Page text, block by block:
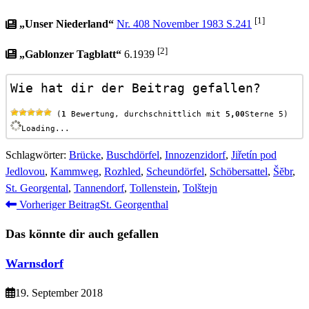
„Unser Niederland“ Nr. 408 November 1983 S.241 [1]
„Gablonzer Tagblatt“ 6.1939 [2]
Wie hat dir der Beitrag gefallen?
( 1 Bewertung, durchschnittlich mit 5,00Sterne 5)
Loading...
Schlagwörter: Brücke, Buschdörfel, Innozenzidorf, Jiřetín pod
Jedlovou, Kammweg, Rozhled, Scheundörfel, Schöbersattel, Šĕbr,
St. Georgental, Tannendorf, Tollenstein, Tolštejn
Weitere
Vorheriger BeitragSt. Georgenthal
Das könnte dir auch gefallen
Warnsdorf
19. September 2018